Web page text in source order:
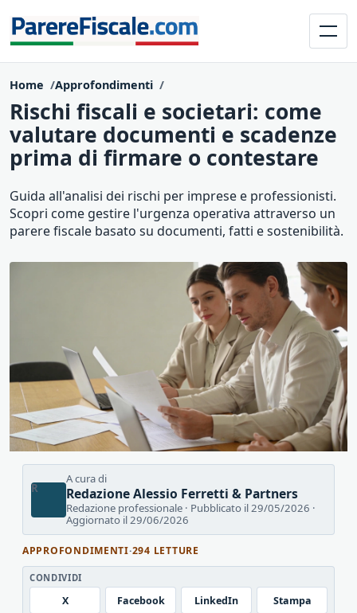
Home Approfondimenti
Rischi fiscali e societari: come
valutare documenti e scadenze
prima di firmare o contestare
Guida all'analisi dei rischi per imprese e professionisti.
Scopri come gestire l'urgenza operativa attraverso un
parere fiscale basato su documenti, fatti e sostenibilità.
R
A cura di
Redazione Alessio Ferretti & Partners
Redazione professionale · Pubblicato il 29/05/2026 ·
Aggiornato il 29/06/2026
APPROFONDIMENTI·294 LETTURE
CONDIVIDI
X Facebook LinkedIn Stampa